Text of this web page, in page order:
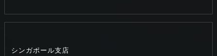
シンガポール支店